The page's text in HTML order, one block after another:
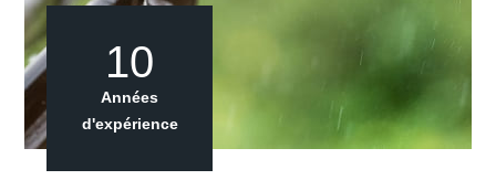
10
Années
d'expérience